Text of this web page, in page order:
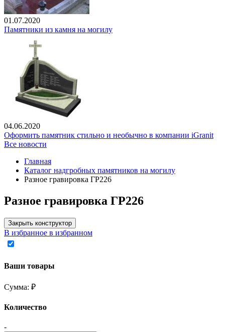
01.07.2020
Памятники из камня на могилу
04.06.2020
Оформить памятник стильно и необычно в компании iGranit
Все новости
Главная
Каталог надгробных памятников на могилу
Разное гравировка ГР226
Разное гравировка ГР226
Закрыть конструктор
В избранное в избранном
Ваши товары
Сумма: ₽
Количество
-